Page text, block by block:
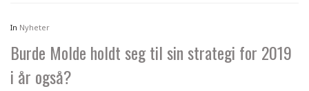
In Nyheter
Burde Molde holdt seg til sin strategi for 2019
i år også?